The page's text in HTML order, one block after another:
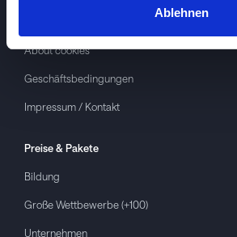
Ablehnen
About cookies
Geschäftsbedingungen
Impressum / Kontakt
Preise & Pakete
Bildung
Große Wettbewerbe (+100)
Unternehmen